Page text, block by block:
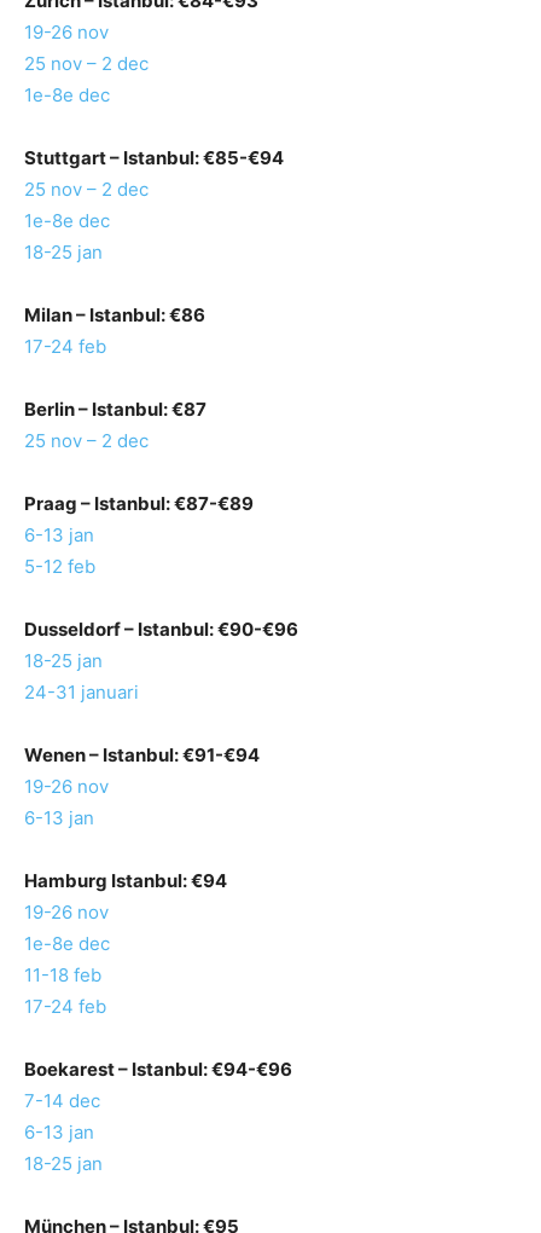
19-26 nov
25 nov – 2 dec
1e-8e dec
Stuttgart– Istanbul: €85-€94
25 nov – 2 dec
1e-8e dec
18-25 jan
Milan– Istanbul: €86
17-24 feb
Berlin– Istanbul: €87
25 nov – 2 dec
Praag – Istanbul: €87-€89
6-13 jan
5-12 feb
Dusseldorf– Istanbul: €90-€96
18-25 jan
24-31 januari
Wenen– Istanbul: €91-€94
19-26 nov
6-13 jan
Hamburg Istanbul: €94
19-26 nov
1e-8e dec
11-18 feb
17-24 feb
Boekarest– Istanbul: €94-€96
7-14 dec
6-13 jan
18-25 jan
München– Istanbul: €95